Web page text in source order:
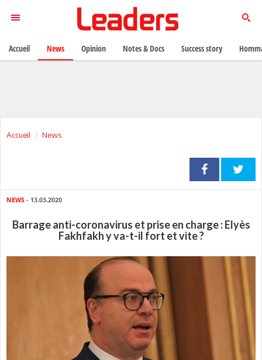
Accueil News
NEWS - 13.03.2020
Barrage anti-coronavirus et prise en charge : Elyès
Fakhfakh y va-t-il fort et vite ?
Accueil News Opinion Notes & Docs Success story